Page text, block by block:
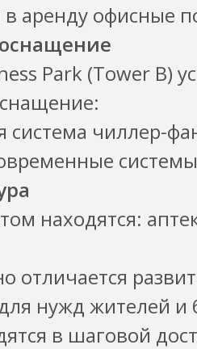
аренду офисные
Park (Tower B)
система чиллер-
находятся:
отличается
нужд жителей и
в шаговой